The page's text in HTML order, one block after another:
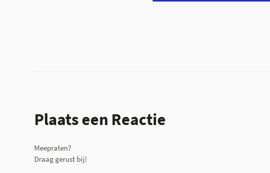
Plaats een Reactie
Meepraten?
Draag gerust bij!